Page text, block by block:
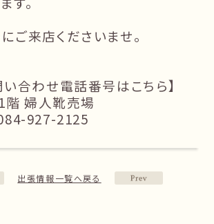
ご来店くださいませ。
い合わせ電話番号はこちら】
婦人靴売場
927-2125
出張情報一覧へ戻る